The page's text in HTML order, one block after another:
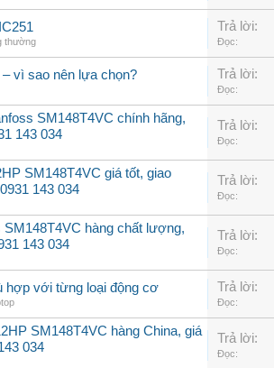
thường
Trả lời:
Đọc:
vì sao nên lựa chọn? Trả lời:
Đọc:
SM148T4VC chính hãng,
143 034
Trả lời:
Đọc:
SM148T4VC giá tốt, giao
143 034
Trả lời:
Đọc:
hàng chất lượng,
143 034
Trả lời:
Đọc:
hợp với từng loại động cơ Trả lời:
Đọc:
SM148T4VC hàng China, giá
034
Trả lời:
Đọc: